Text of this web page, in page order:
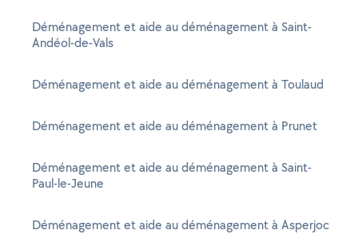
Déménagement et aide au déménagement à Saint-
Andéol-de-Vals
Déménagement et aide au déménagement à Toulaud
Déménagement et aide au déménagement à Prunet
Déménagement et aide au déménagement à Saint-
Paul-le-Jeune
Déménagement et aide au déménagement à Asperjoc